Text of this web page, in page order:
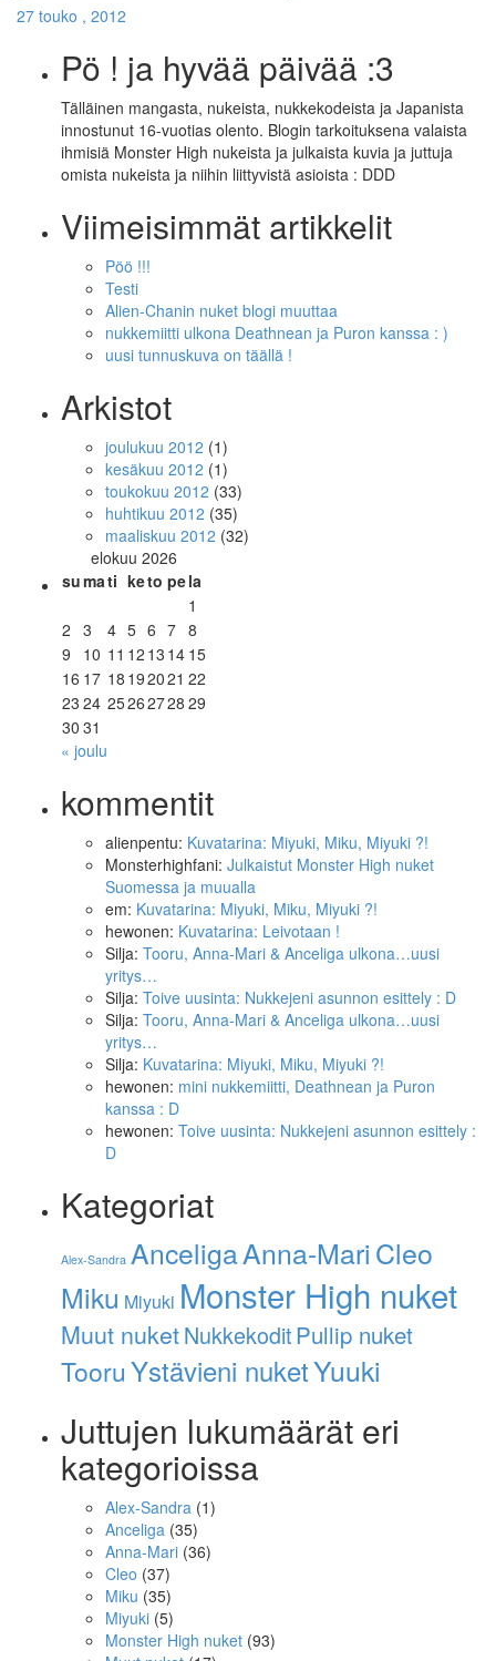
27 touko , 2012
Pö ! ja hyvää päivää :3
Tälläinen mangasta, nukeista, nukkekodeista ja Japanista
innostunut 16-vuotias olento. Blogin tarkoituksena valaista
ihmisiä Monster High nukeista ja julkaista kuvia ja juttuja
omista nukeista ja niihin liittyvistä asioista : DDD
Viimeisimmät artikkelit
Pöö !!!
Testi
Alien-Chanin nuket blogi muuttaa
nukkemiitti ulkona Deathnean ja Puron kanssa : )
uusi tunnuskuva on täällä !
Arkistot
joulukuu 2012 (1)
kesäkuu 2012 (1)
toukokuu 2012 (33)
huhtikuu 2012 (35)
maaliskuu 2012 (32)
elokuu 2026
sumati keto pela
1
2 3 4 5 6 7 8
9
10 11 12 13 14 15
16 17 18 192021 22
23 24 25262728 29
30 31
« joulu
kommentit
alienpentu: Kuvatarina: Miyuki, Miku, Miyuki ?!
Monsterhighfani: Julkaistut Monster High nuket
Suomessa ja muualla
em: Kuvatarina: Miyuki, Miku, Miyuki ?!
hewonen: Kuvatarina: Leivotaan !
Silja: Tooru, Anna-Mari & Anceliga ulkona…uusi
yritys…
Silja: Toive uusinta: Nukkejeni asunnon esittely : D
Silja: Tooru, Anna-Mari & Anceliga ulkona…uusi
yritys…
Silja: Kuvatarina: Miyuki, Miku, Miyuki ?!
hewonen: mini nukkemiitti, Deathnean ja Puron
kanssa : D
hewonen: Toive uusinta: Nukkejeni asunnon esittely :
D
Kategoriat
Alex-Sandra AnceligaAnna-MariCleo
Miku Miyuki Monster High nuket
Muut nuketNukkekoditPullip nuket
TooruYstävieni nuketYuuki
Juttujen lukumäärät eri
kategorioissa
Alex-Sandra (1)
Anceliga (35)
Anna-Mari (36)
Cleo (37)
Miku (35)
Miyuki (5)
Monster High nuket (93)